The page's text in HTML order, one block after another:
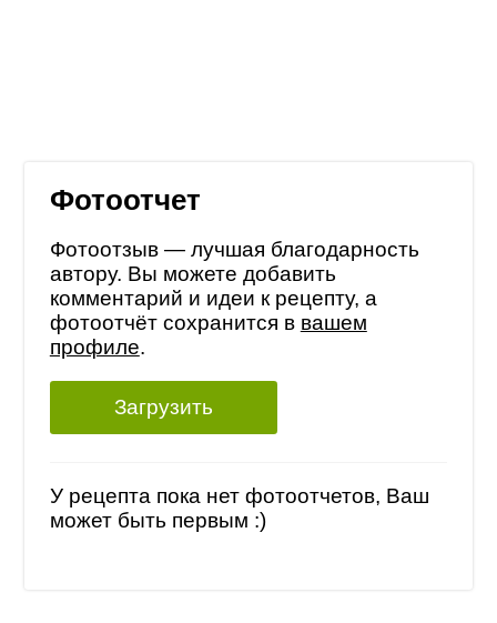
Фотоотчет
Фотоотзыв — лучшая благодарность
автору. Вы можете добавить
комментарий и идеи к рецепту, а
фотоотчёт сохранится в вашем
профиле.
Загрузить
У рецепта пока нет фотоотчетов, Ваш
может быть первым :)